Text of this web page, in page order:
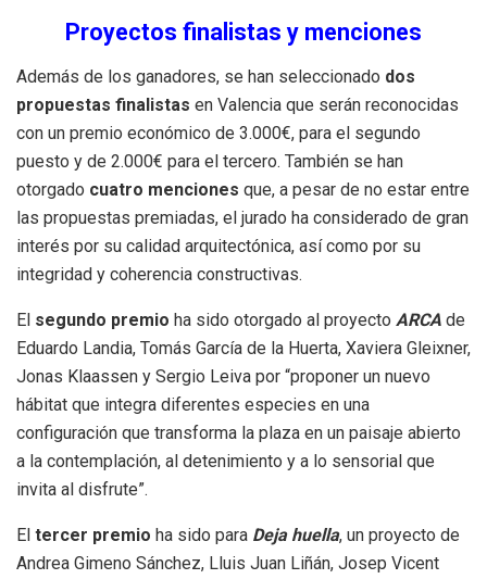
Proyectos finalistas y menciones
Además de los ganadores, se han seleccionado dos
propuestas finalistas en Valencia que serán reconocidas
con un premio económico de 3.000€, para el segundo
puesto y de 2.000€ para el tercero. También se han
otorgado cuatro menciones que, a pesar de no estar entre
las propuestas premiadas, el jurado ha considerado de gran
interés por su calidad arquitectónica, así como por su
integridad y coherencia constructivas.
El segundo premio ha sido otorgado al proyecto ARCA de
Eduardo Landia, Tomás García de la Huerta, Xaviera Gleixner,
Jonas Klaassen y Sergio Leiva por “proponer un nuevo
hábitat que integra diferentes especies en una
configuración que transforma la plaza en un paisaje abierto
a la contemplación, al detenimiento y a lo sensorial que
invita al disfrute”.
El tercer premio ha sido para Deja huella, un proyecto de
Andrea Gimeno Sánchez, Lluis Juan Liñán, Josep Vicent